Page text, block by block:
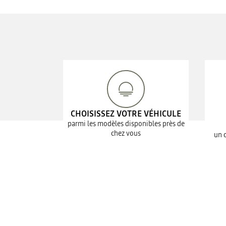
CHOISISSEZ VOTRE VÉHICULE
parmi les modèles disponibles près de
chez vous
un